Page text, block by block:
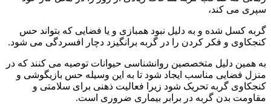
سپری می کند،
گربه کسل شده و به دلیل نبود همبازی و یا فضایی که بتواند حس
کنجکاوی و فکر کردن را در گربه برانگیزد دچار افسردگی می شود.
به همین دلیل متخصصین روانشناسی حیوانات توصیه می کنند که در
منزل فضایی مناسب ایجاد شود تا به این وسیله حس بازیگوشی و
کنجکاوی گربه تحریک شود زیرا فعالیت ذهنی برای سلامتی و
مقاومت بدن گربه در برابر بیماری ضروری است.